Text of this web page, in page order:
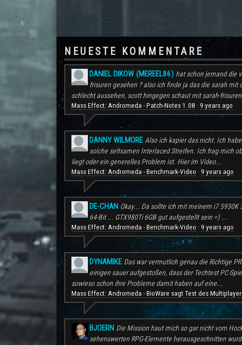
NEUESTE KOMMENTARE
DANIEL DIKOW (MEREEL86) hat schon jemand die
frisuren gesehen ? also ich finde ja das die sarah mit
schlecht aussehen, scott hingegen schaut mit sarah-
Mass Effect: Andromeda - Patch-Notes 1.08 · 9 years ago
DANNY WILMORE Also ich kapier das nicht. Ich
solche seltsamen Interlaced Streifen. Ich frag mich
liegt oder ein generelles Problem ist. Hier im Video...
Mass Effect: Andromeda - Benchmark-Video · 9 years ago
DE-CHAN Okay... Da sollte ich mit meinem i7 5930K
64-Bit ... GTX980Ti 6GB gut aufgestellt sein =) ...
Mass Effect: Andromeda - Benchmark-Video · 9 years ago
DYNAMIKE Das war vermutlich genau die Richtige
einigen sauer aufgestoßen, dass der Techtest PC-
sowieso schon ihre Probleme damit haben auf eine...
Mass Effect: Andromeda - BioWare sagt Test des
BJOERN Die Mission haut mich so gar nicht vom
sehenswerten RPG-Elemente herausgeschnitten